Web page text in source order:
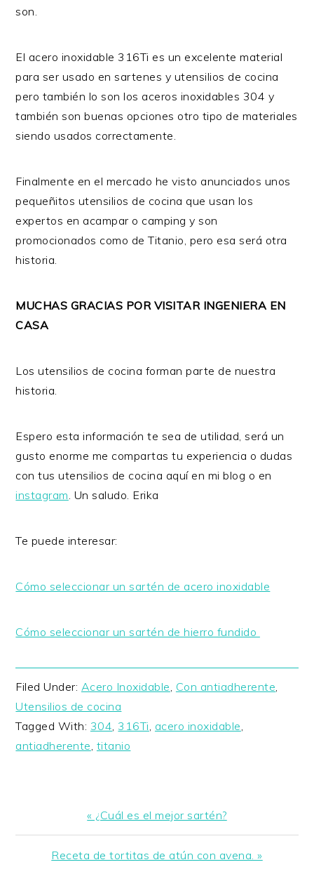
son.
El acero inoxidable 316Ti es un excelente material
para ser usado en sartenes y utensilios de cocina
pero también lo son los aceros inoxidables 304 y
también son buenas opciones otro tipo de materiales
siendo usados correctamente.
Finalmente en el mercado he visto anunciados unos
pequeñitos utensilios de cocina que usan los
expertos en acampar o camping y son
promocionados como de Titanio, pero esa será otra
historia.
MUCHAS GRACIAS POR VISITAR INGENIERA EN
CASA
Los utensilios de cocina forman parte de nuestra
historia.
Espero esta información te sea de utilidad, será un
gusto enorme me compartas tu experiencia o dudas
con tus utensilios de cocina aquí en mi blog o en
instagram. Un saludo. Erika
Te puede interesar:
Cómo seleccionar un sartén de acero inoxidable
Cómo seleccionar un sartén de hierro fundido
Filed Under: Acero Inoxidable, Con antiadherente,
Utensilios de cocina
Tagged With: 304, 316Ti, acero inoxidable,
antiadherente, titanio
Previous
Post:
« ¿Cuál es el mejor sartén?
Next
Receta de tortitas de atún con avena. »